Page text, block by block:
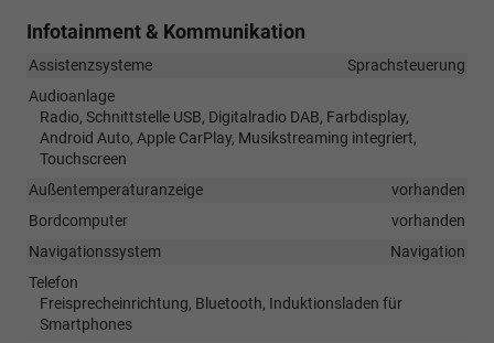
Infotainment & Kommunikation
Assistenzsysteme
Sprachsteuerung
Audioanlage
Radio, Schnittstelle USB, Digitalradio DAB, Farbdisplay,
Android Auto, Apple CarPlay, Musikstreaming integriert,
Touchscreen
Außentemperaturanzeige
vorhanden
Bordcomputer
vorhanden
Navigationssystem
Navigation
Telefon
Freisprecheinrichtung, Bluetooth, Induktionsladen für
Smartphones